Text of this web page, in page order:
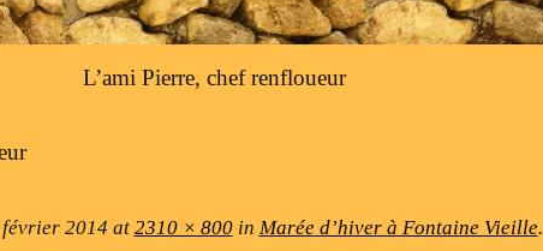
L’ami Pierre, chef renfloueur
février 2014 at 2310 × 800in Marée d’hiver à Fontaine Vieille.